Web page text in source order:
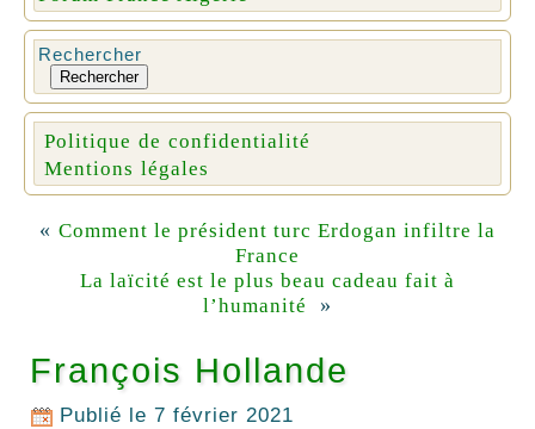
Rechercher
Rechercher
Politique de confidentialité
Mentions légales
« Comment le président turc Erdogan infiltre la
France
La laïcité est le plus beau cadeau fait à
l’humanité
»
François Hollande
Publié le 7 février 2021